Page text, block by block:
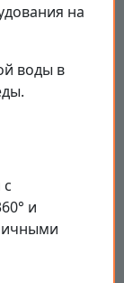
на
воды в
и